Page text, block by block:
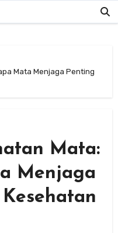
Mata Menjaga Penting
Mata:
Menjaga